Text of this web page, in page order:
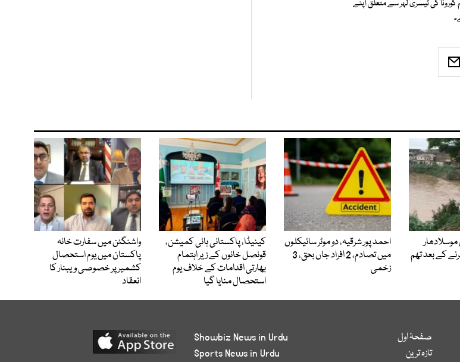
کی تیسری لہر سے متعلق اپنے
کے بعد تھم
احمد پور شرقیہ، دو موٹر سائیکلوں
میں تصادم، 2 افراد جاں بحق، 3
زخمی
کینیڈا، پاکستانی ہائی کمیشن،
قونصل خانوں کے زیر اہتمام
بھارتی اقدامات کے خلاف یوم
استحصال منایا گیا
واشنگٹن میں سفارت خانہ
پاکستان میں یوم استحصال
کشمیر پر خصوصی ویبنار کا
انعقاد
صفحۂ اول
تازہ ترین
Showbiz News in Urdu
Sports News in Urdu